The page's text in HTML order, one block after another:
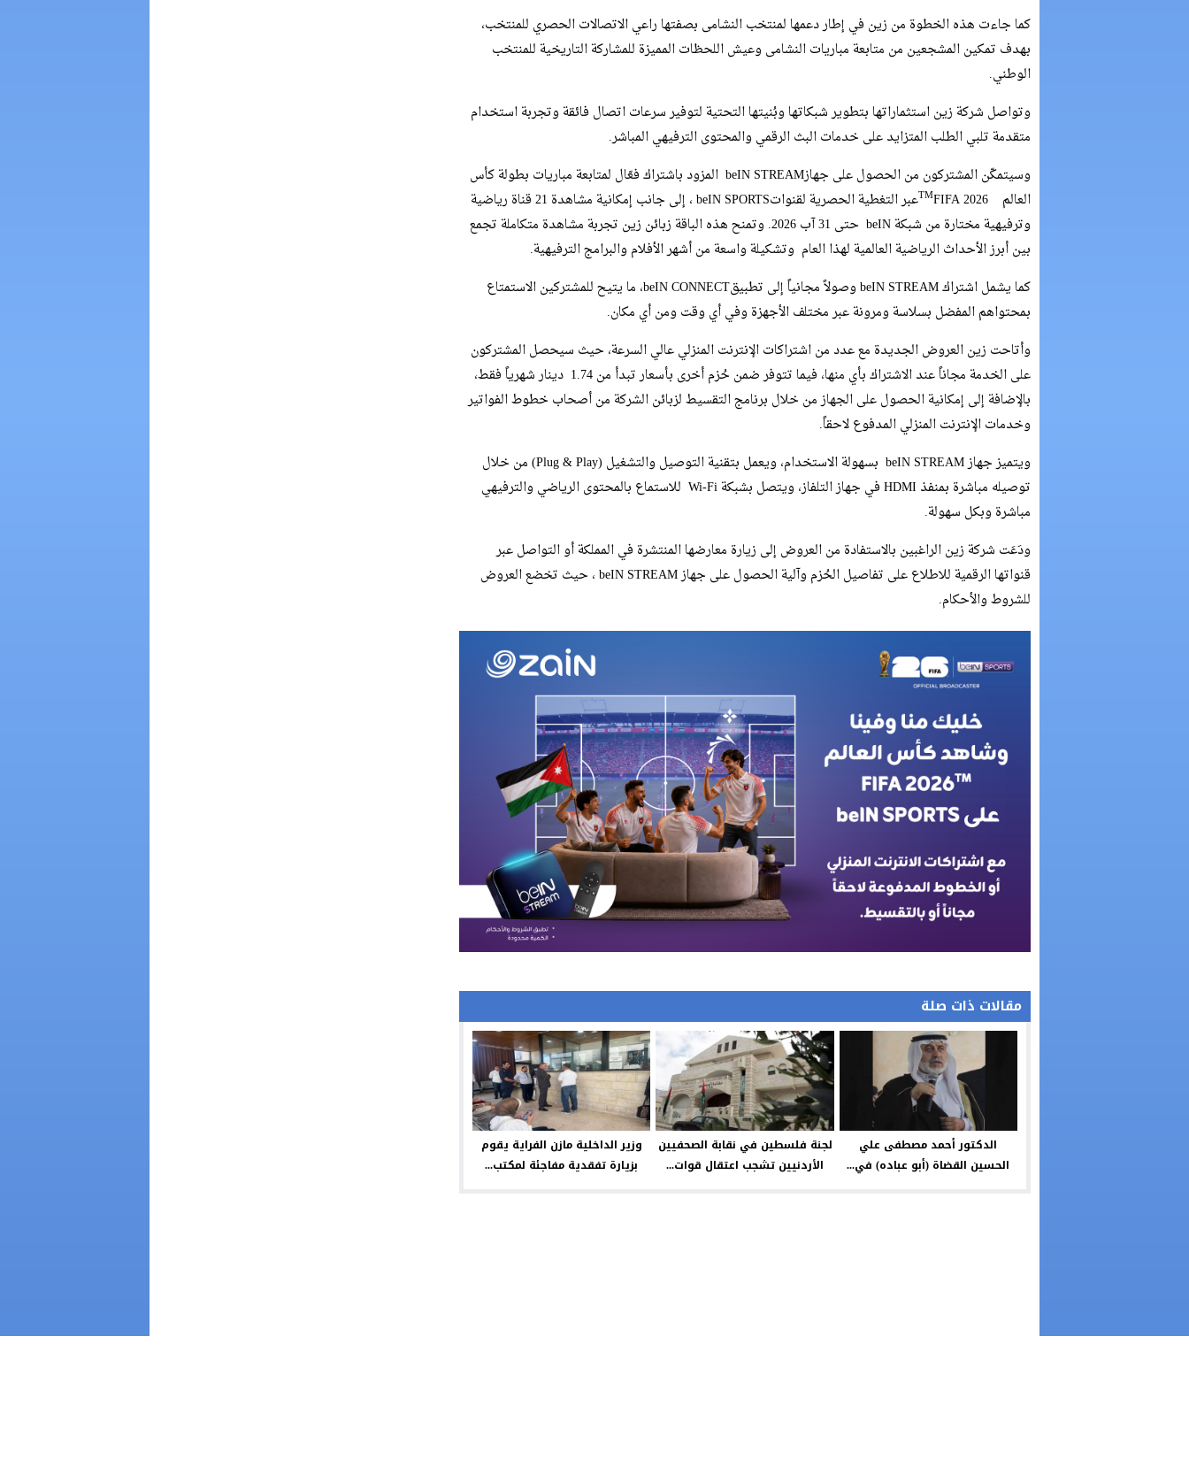
كما جاءت هذه الخطوة من زين في إطار دعمها لمنتخب النشامى بصفتها راعي الاتصالات الحصري للمنتخب،
بهدف تمكين المشجعين من متابعة مباريات النشامى وعيش اللحظات المميزة للمشاركة التاريخية للمنتخب
الوطني.
وتواصل شركة زين استثماراتها بتطوير شبكاتها وبُنيتها التحتية لتوفير سرعات اتصال فائقة وتجربة استخدام
متقدمة تلبي الطلب المتزايد على خدمات البث الرقمي والمحتوى الترفيهي المباشر.
وسيتمكّن المشتركون من الحصول على جهازbeIN STREAM المزود باشتراك فعّال لمتابعة مباريات بطولة كأس
العالم
TM
FIFA 2026عبر التغطية الحصرية لقنواتbeIN SPORTS ، إلى جانب إمكانية مشاهدة 21 قناة رياضية
وترفيهية مختارة من شبكة beIN حتى 31 آب 2026. وتمنح هذه الباقة زبائن زين تجربة مشاهدة متكاملة تجمع
بين أبرز الأحداث الرياضية العالمية لهذا العام وتشكيلة واسعة من أشهر الأفلام والبرامج الترفيهية.
كما يشمل اشتراك beIN STREAM وصولاً مجانياً إلى تطبيقbeIN CONNECT، ما يتيح للمشتركين الاستمتاع
بمحتواهم المفضل بسلاسة ومرونة عبر مختلف الأجهزة وفي أي وقت ومن أي مكان.
وأتاحت زين العروض الجديدة مع عدد من اشتراكات الإنترنت المنزلي عالي السرعة، حيث سيحصل المشتركون
على الخدمة مجاناً عند الاشتراك بأي منها، فيما تتوفر ضمن حُزم أخرى بأسعار تبدأ من 1.74 دينار شهرياً فقط،
بالإضافة إلى إمكانية الحصول على الجهاز من خلال برنامج التقسيط لزبائن الشركة من أصحاب خطوط الفواتير
وخدمات الإنترنت المنزلي المدفوع لاحقاً.
ويتميز جهاز beIN STREAM بسهولة الاستخدام، ويعمل بتقنية التوصيل والتشغيل (Plug & Play) من خلال
توصيله مباشرة بمنفذ HDMI في جهاز التلفاز، ويتصل بشبكة Wi-Fi للاستماع بالمحتوى الرياضي والترفيهي
مباشرة وبكل سهولة.
ودَعَت شركة زين الراغبين بالاستفادة من العروض إلى زيارة معارضها المنتشرة في المملكة أو التواصل عبر
قنواتها الرقمية للاطلاع على تفاصيل الحُزم وآلية الحصول على جهاز beIN STREAM ، حيث تخضع العروض
للشروط والأحكام.
مقالات ذات صلة
الدكتور أحمد مصطفى علي
الحسين القضاة (أبو عباده) في...
لجنة فلسطين في نقابة الصحفيين
الأردنيين تشجب اعتقال قوات...
وزير الداخلية مازن الفراية يقوم
بزيارة تفقدية مفاجئة لمكتب...